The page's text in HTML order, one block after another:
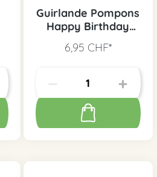
Guirlande Pompons
Happy Birthday
6,95 CHF*